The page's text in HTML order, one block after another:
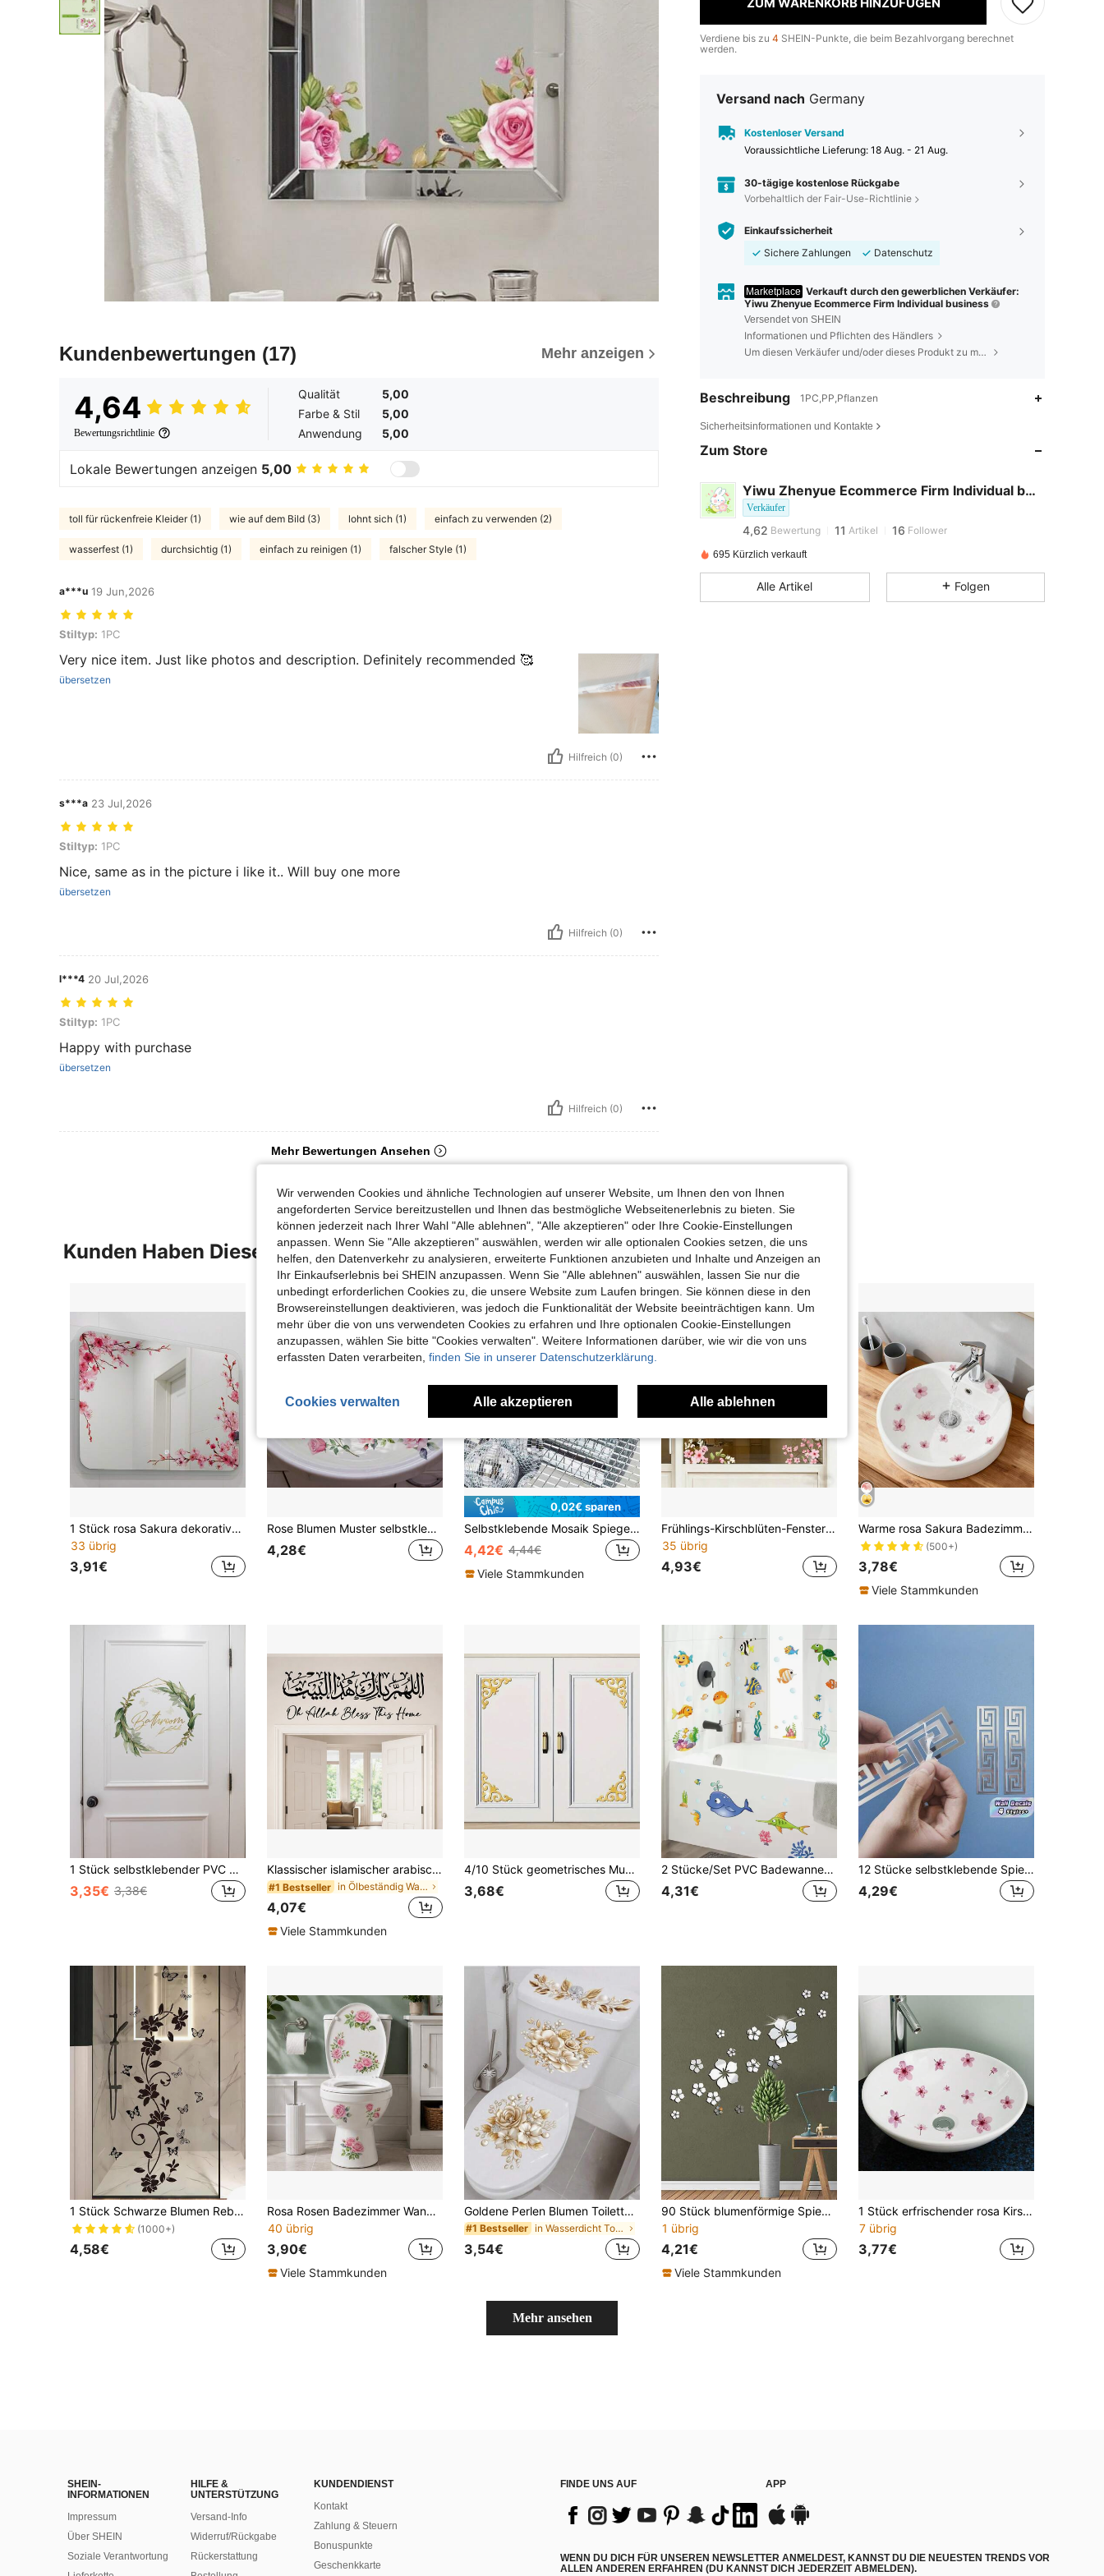
Kundenbewertungen (17) Mehr anzeigen
4,64
Bewertungsrichtlinie
Qualität
5,00
Farbe & Stil
5,00
Anwendung
5,00
Lokale Bewertungen anzeigen 5,00
toll für rückenfreie Kleider (1) wie auf dem Bild (3) lohnt sich (1) einfach zu verwenden (2)
wasserfest (1) durchsichtig (1) einfach zu reinigen (1) falscher Style (1)
a***u 19 Jun,2026
Stiltyp: 1PC
Stiltyp: 1PC
Very nice item. Just like photos and description. Definitely recommended 🥰
übersetzen
Hilfreich (0)
s***a 23 Jul,2026
Stiltyp: 1PC
Stiltyp: 1PC
Nice, same as in the picture i like it.. Will buy one more
übersetzen
Hilfreich (0)
l***4 20 Jul,2026
Stiltyp: 1PC
Stiltyp: 1PC
Happy with purchase
übersetzen
Hilfreich (0)
Mehr Bewertungen Ansehen
Verdiene bis zu 4 SHEIN-Punkte, die beim Bezahlvorgang berechnet
werden.
Versand nach Germany
Kostenloser Versand
Voraussichtliche Lieferung: 18 Aug. - 21 Aug.
30-tägige kostenlose Rückgabe
Vorbehaltlich der Fair-Use-Richtlinie
Einkaufssicherheit
Sichere Zahlungen
Datenschutz
Marketplace Verkauft durch den gewerblichen Verkäufer:
Yiwu Zhenyue Ecommerce Firm Individual business
Versendet von SHEIN
Informationen und Pflichten des Händlers
Um diesen Verkäufer und/oder dieses Produkt zu melden
Beschreibung 1PC,PP,Pflanzen
Sicherheitsinformationen und Kontakte
Zum Store
Yiwu Zhenyue Ecommerce Firm Individual business
Verkäufer
4,62 11
4,62
4,62
4,62 Bewertung 11 Artikel 16 Follower
4,62
4,62
695 Kürzlich verkauft
Alle Artikel Folgen
Kunden Haben Diese Artikel Auch Angeschaut
1 Stück rosa Sakura dekorativer Aufkleber, geeignet für Spiegel, Wohnzimmer, Schlafzimmer, Badezimmer, Ins-Stil selbstklebende Tapete
33 übrig
3,91€
Rose Blumen Muster selbstklebender Badewannen Aufkleber, kreative ablösbare Heim-Dekor Aufkleber, geeignet zum Dekorieren von Waschbecken und Badewanne, abnehmbare Wandaufkleber, modische Badezimmer Dekoration
4,28€
0,02€ sparen
Selbstklebende Mosaik Spiegel Wandaufkleber, wasserfeste Badezimmer Spiegelrahmen Dekoration, DIY Raumdekoration Heimdekoration Wanddekoration Personalisierter Wandspiegel Spiegel für Zimmer, Badezimmer Dekoration, Wohnzimmer Dekoration
4,42€ 4,44€
Viele Stammkunden
Frühlings-Kirschblüten-Fensteraufkleber, wiederverwendbare elektrostatische rosa Blumen-Aufkleber, abnehmbar für Spiegel, Glasfenster, Zuhause, Büro, Laden Dekoration
35 übrig
4,93€
Warme rosa Sakura Badezimmer Aufkleber - Aquarell Blumen Dekoraufkleber, selbstklebend und abnehmbar aus PVC Material für Badezimmer Waschbeckenoberfläche, eleganter Frühlingsstil Badezimmer Dekoration
(500+)
3,78€
Viele Stammkunden
1 Stück selbstklebender PVC Wandaufkleber für Heimdekoration, Badezimmer & Waschraum Blumenkranz Schild Aufkleber, Aufkleber, Wandtattoo, Vinyl Aufkleber für Heimdekoration, Frühlingsdekoration Artikel um Ihr Zuhause aufzufrischen, Rahmen Dekorationsaufkleber Geschenke Geburtstag Abschluss
3,35€ 3,38€
Klassischer islamischer arabischer Kalligraphie-Wandaufkleber | Muslimische Heimdekoration Ramadan Eid Geschenk | Abziehbarer Vinyl-Aufkleber für Wohnzimmer Schlafzimmer Büro Wandkunst
#1 Bestseller in Ölbeständig Wandaufkleber
4,07€
Viele Stammkunden
4/10 Stück geometrisches Muster Spiegel Aufkleber, selbstklebende Acryl Spiegel Wandaufkleber für Heim-Dekoration, Wohnzimmer, Schlafzimmer, Arbeitszimmer, Büro, Küchenschrank, DIY Tapete, Badezimmer Glas Wanddekoration Schlafzimmer Dekoration Wohnzimmer Dekoration Büro Dekoration Heimdekoration Artikel Wanddekoration Wandspiegel Spiegel für Raum Badezimmer Dekoration
3,68€
2 Stücke/Set PVC Badewannen Applikation, Cartoon Meeresbewohner Muster Badewannen Aufkleber für Badezimmer, Aufkleber, Wandtattoo, Vinyl Aufkleber für Heim Dekorationen, Frühlings Dekorations Artikel um Ihr Zuhause aufzufrischen, Rama Dekorations Aufkleber Geschenke Geburtstag Abschluss Rückkehr zur Schule Zimmer Deko Schul Zubehör
4,31€
12 Stücke selbstklebende Spiegel Wandaufkleber, geometrische Acryl Dekorationen für Heim-Dekoration, moderne Kunst Dekoration für Wohnzimmer, Schlafzimmer, Badezimmer
4,29€
1 Stück Schwarze Blumen Rebe Schmetterling Wandaufkleber, einfache florale Kunst Wandtattoos abnehmbar PVC zum Abziehen und Aufkleben für Badezimmer, Wohnzimmer, Schlafzimmer, Heimdekoration, Geschenke, Geburtstag, Abschluss, Spiegel, Wanddekoration, Zimmer Dekoration, Badezimmer Dekoration, Wohnzimmer Dekoration
(1000+)
4,58€
Rosa Rosen Badezimmer Wandaufkleber wasserfest abnehmbar Blumen Aufkleber für Waschbecken Badewanne Toilette Waschraum Dekoration abnehmbar ohne Rückstände Heimdekoration
40 übrig
3,90€
Viele Stammkunden
Goldene Perlen Blumen Toiletten Aufkleber, wasserfeste Aufkleber, PVC Material, einfach anzubringen und zu entfernen, geeignet für Heimdekoration, Badezimmerdekoration, Raumdekoration, Wohnzimmerdekoration, Badezimmerdekoration Aufkleber, Wandaufkleber, Wanddekoration Aufkleber, Heimdekoration
#1 Bestseller in Wasserdicht Toilettenaufkleber
3,54€
90 Stück blumenförmige Spiegel Wandaufkleber, Aufkleber, Wandtattoo, Vinyl Aufkleber für Heimdekoration, Frühlingsdekoration Artikel um Ihr Zuhause aufzufrischen, Rama Dekorationsaufkleber Geschenke Geburtstag Abschluss Wanddekoration Zimmer Dekoration Spiegel für Zimmer Badezimmer Dekoration Wohnzimmer Dekoration
1 übrig
4,21€
Viele Stammkunden
1 Stück erfrischender rosa Kirschblüten Spülbecken Aufkleber, romantischer Pfirsichblüten Badezimmer Dekorations Aufkleber, selbstklebend und abnehmbar zur Verschönerung des Spülbeckens
7 übrig
3,77€
Mehr ansehen
SHEIN-
INFORMATIONEN
Impressum
Über SHEIN
Soziale Verantwortung
HILFE &
UNTERSTÜTZUNG
Versand-Info
Widerruf/Rückgabe
Rückerstattung
KUNDENDIENST
Kontakt
Zahlung & Steuern
Bonuspunkte
Geschenkkarte
FINDE UNS AUF APP
WENN DU DICH FÜR UNSEREN NEWSLETTER ANMELDEST, KANNST DU DIE NEUESTEN TRENDS VOR
ALLEN ANDEREN ERFAHREN (DU KANNST DICH JEDERZEIT ABMELDEN).
Wir verwenden Cookies und ähnliche Technologien auf unserer Website, um Ihnen den von Ihnen
angeforderten Service bereitzustellen und Ihnen das bestmögliche Webseitenerlebnis zu bieten. Sie
können jederzeit nach Ihrer Wahl "Alle ablehnen", "Alle akzeptieren" oder Ihre Cookie-Einstellungen
anpassen. Wenn Sie "Alle akzeptieren" auswählen, werden wir alle optionalen Cookies setzen, die uns
helfen, den Datenverkehr zu analysieren, erweiterte Funktionen anzubieten und Inhalte und Anzeigen an
Ihr Einkaufserlebnis bei SHEIN anzupassen. Wenn Sie "Alle ablehnen" auswählen, lassen Sie nur die
unbedingt erforderlichen Cookies zu, die unsere Website zum Laufen bringen. Sie können diese in den
Browsereinstellungen deaktivieren, was jedoch die Funktionalität der Website beeinträchtigen kann. Um
mehr über die von uns verwendeten Cookies zu erfahren und Ihre optionalen Cookie-Einstellungen
anzupassen, wählen Sie bitte "Cookies verwalten". Weitere Informationen darüber, wie wir die von uns
erfassten Daten verarbeiten, finden Sie in unserer Datenschutzerklärung.
Cookies verwalten Alle akzeptieren Alle ablehnen